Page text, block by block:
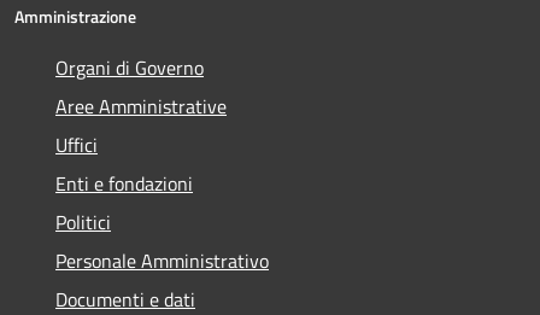
Amministrazione
Organi di Governo
Aree Amministrative
Uffici
Enti e fondazioni
Politici
Personale Amministrativo
Documenti e dati